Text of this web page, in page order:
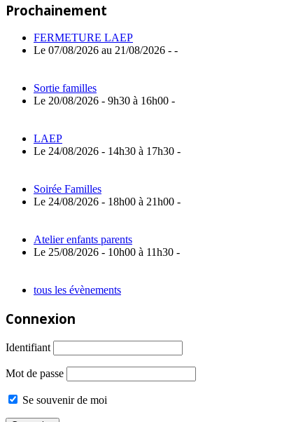
l’article
Prochainement
FERMETURE LAEP
Le 07/08/2026 au 21/08/2026 - -
Sortie familles
Le 20/08/2026 - 9h30 à 16h00 -
LAEP
Le 24/08/2026 - 14h30 à 17h30 -
Soirée Familles
Le 24/08/2026 - 18h00 à 21h00 -
Atelier enfants parents
Le 25/08/2026 - 10h00 à 11h30 -
tous les évènements
Connexion
Identifiant
Mot de passe
Se souvenir de moi